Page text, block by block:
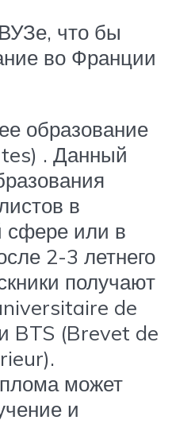
что бы
во Франции
образование
. Данный
в
или в
2-3 летнего
получают
de
BTS (Brevet de
может
и